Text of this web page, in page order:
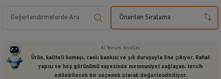
Önerilen Sıralama
AI Yorum Analizi:
Ürün, kaliteli kumaşı, canlı baskısı ve şık duruşuyla öne çıkıyor. Rahat
yapısı ve hoş görünümü sayesinde memnuniyet sağlayan, tercih
edilebilecek bir seçenek olarak değerlendiriliyor.